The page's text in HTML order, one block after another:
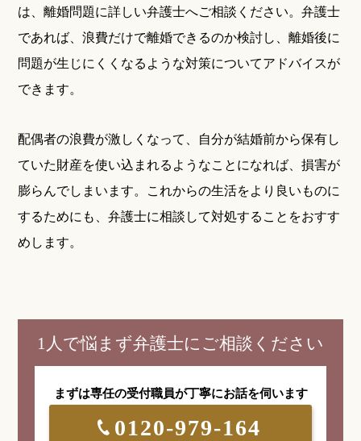
は、離婚問題に詳しい弁護士へご相談ください。弁護士
であれば、浪費だけで離婚できるのか検討し、離婚後に
問題が生じにくくなるような対策についてアドバイスが
できます。
配偶者の浪費が激しくなって、自分が結婚前から保有し
ていた財産を使い込まれるようなことになれば、損害が
膨らんでしまいます。これからの生活をより良いものに
するためにも、弁護士に相談して対処することをおすす
めします。
1人で悩まず弁護士にご相談ください
まずは専任の受付職員が丁寧にお話を伺います
0120-979-164